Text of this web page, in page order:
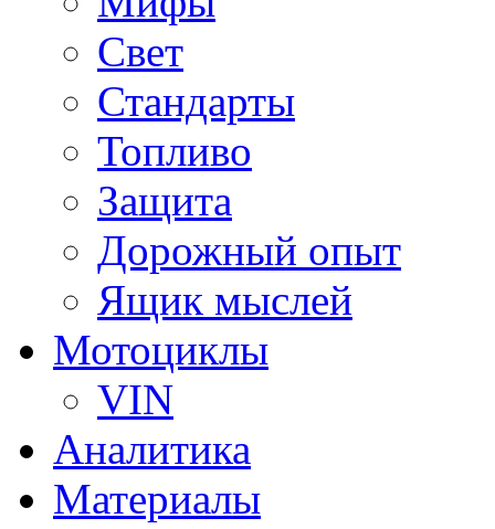
Свет
Стандарты
Топливо
Защита
Дорожный опыт
Ящик мыслей
Мотоциклы
VIN
Аналитика
Материалы